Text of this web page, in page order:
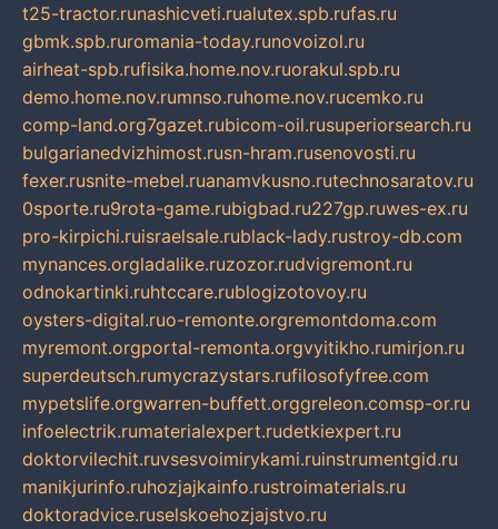
t25-tractor.runashicveti.rualutex.spb.rufas.ru
gbmk.spb.ruromania-today.runovoizol.ru
airheat-spb.rufisika.home.nov.ruorakul.spb.ru
demo.home.nov.rumnso.ruhome.nov.rucemko.ru
comp-land.org7gazet.rubicom-oil.rusuperiorsearch.ru
bulgarianedvizhimost.rusn-hram.rusenovosti.ru
fexer.rusnite-mebel.ruanamvkusno.rutechnosaratov.ru
0sporte.ru9rota-game.rubigbad.ru227gp.ruwes-ex.ru
pro-kirpichi.ruisraelsale.rublack-lady.rustroy-db.com
mynances.orgladalike.ruzozor.rudvigremont.ru
odnokartinki.ruhtccare.rublogizotovoy.ru
oysters-digital.ruo-remonte.orgremontdoma.com
myremont.orgportal-remonta.orgvyitikho.rumirjon.ru
superdeutsch.rumycrazystars.rufilosofyfree.com
mypetslife.orgwarren-buffett.orggreleon.comsp-or.ru
infoelectrik.rumaterialexpert.rudetkiexpert.ru
doktorvilechit.ruvsesvoimirykami.ruinstrumentgid.ru
manikjurinfo.ruhozjajkainfo.rustroimaterials.ru
doktoradvice.ruselskoehozjajstvo.ru